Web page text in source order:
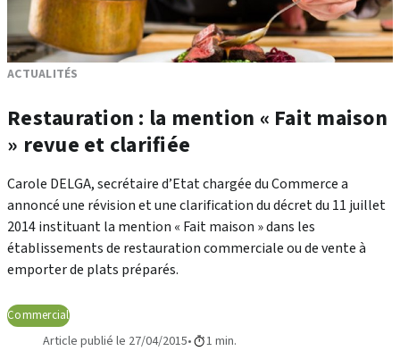
ACTUALITÉS
Restauration : la mention « Fait maison
» revue et clarifiée
Carole DELGA, secrétaire d’Etat chargée du Commerce a
annoncé une révision et une clarification du décret du 11 juillet
2014 instituant la mention « Fait maison » dans les
établissements de restauration commerciale ou de vente à
emporter de plats préparés.
Commercial
Article publié le 27/04/2015 1 min.